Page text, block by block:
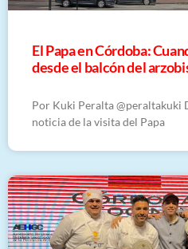
El Papa en Córdoba:
desde el balcón del
Por Kuki Peralta @peraltakuki
noticia de la visita del Papa